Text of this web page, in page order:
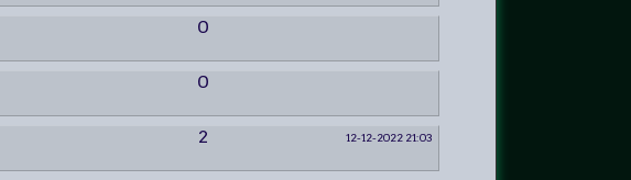
0
0
2
12-12-2022 21:03